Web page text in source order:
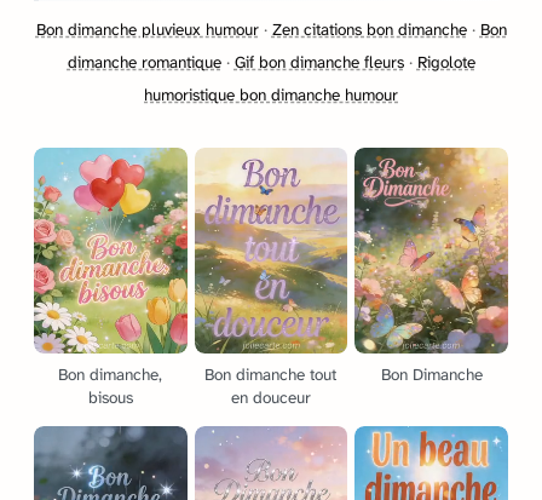
Bon dimanche pluvieux humour· Zen citations bon dimanche· Bon
dimanche romantique· Gif bon dimanche fleurs· Rigolote
humoristique bon dimanche humour
Bon dimanche,
bisous
Bon dimanche tout
en douceur
Bon Dimanche